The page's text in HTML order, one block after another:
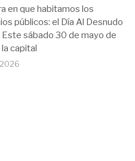
en que habitamos los
públicos: el Día Al Desnudo
sábado 30 de mayo de
capital